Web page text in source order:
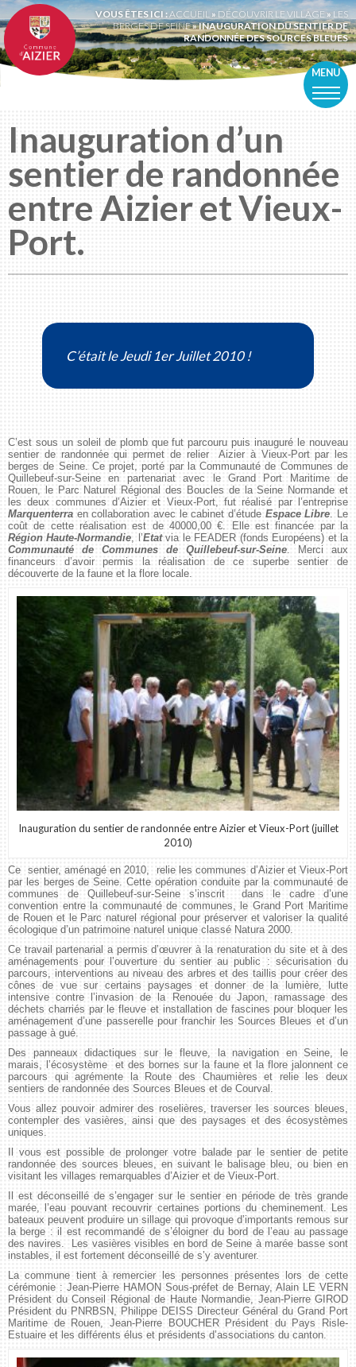
VOUS ÊTES ICI :ACCUEIL » DÉCOUVRIR LE VILLAGE » LES
BERGES DE SEINE»INAUGURATION DU SENTIER DE
RANDONNÉE DES SOURCES BLEUES
MENU
Inauguration d’un
sentier de randonnée
entre Aizier et Vieux-
Port.
C’était le Jeudi 1er Juillet 2010 !
C’est sous un soleil de plomb que fut parcouru puis inauguré le nouveau
sentier de randonnée qui permet de relier Aizier à Vieux-Port par les
berges de Seine. Ce projet, porté par la Communauté de Communes de
Quillebeuf-sur-Seine en partenariat avec le Grand Port Maritime de
Rouen, le Parc Naturel Régional des Boucles de la Seine Normande et
les deux communes d’Aizier et Vieux-Port, fut réalisé par l’entreprise
Marquenterra en collaboration avec le cabinet d’étude Espace Libre. Le
coût de cette réalisation est de 40000,00 €. Elle est financée par la
Région Haute-Normandie, l’Etatvia le FEADER (fonds Européens) et la
Communauté de Communes de Quillebeuf-sur-Seine. Merci aux
financeurs d’avoir permis la réalisation de ce superbe sentier de
découverte de la faune et la flore locale.
Inauguration du sentier de randonnée entre Aizier et Vieux-Port (juillet
2010)
Ce sentier, aménagé en 2010, relie les communes d’Aizier et Vieux-Port
par les berges de Seine. Cette opération conduite par la communauté de
communes de Quillebeuf-sur-Seine s’inscrit dans le cadre d’une
convention entre la communauté de communes, le Grand Port Maritime
de Rouen et le Parc naturel régional pour préserver et valoriser la qualité
écologique d’un patrimoine naturel unique classé Natura 2000.
Ce travail partenarial a permis d’œuvrer à la renaturation du site et à des
aménagements pour l’ouverture du sentier au public : sécurisation du
parcours, interventions au niveau des arbres et des taillis pour créer des
cônes de vue sur certains paysages et donner de la lumière, lutte
intensive contre l’invasion de la Renouée du Japon, ramassage des
déchets charriés par le fleuve et installation de fascines pour bloquer les
aménagement d’une passerelle pour franchir les Sources Bleues et d’un
passage à gué.
Des panneaux didactiques sur le fleuve, la navigation en Seine, le
marais, l’écosystème et des bornes sur la faune et la flore jalonnent ce
parcours qui agrémente la Route des Chaumières et relie les deux
sentiers de randonnée des Sources Bleues et de Courval.
Vous allez pouvoir admirer des roselières, traverser les sources bleues,
contempler des vasières, ainsi que des paysages et des écosystèmes
uniques.
Il vous est possible de prolonger votre balade par le sentier de petite
randonnée des sources bleues, en suivant le balisage bleu, ou bien en
visitant les villages remarquables d’Aizier et de Vieux-Port.
Il est déconseillé de s’engager sur le sentier en période de très grande
marée, l’eau pouvant recouvrir certaines portions du cheminement. Les
bateaux peuvent produire un sillage qui provoque d’importants remous sur
la berge : il est recommandé de s’éloigner du bord de l’eau au passage
des navires. Les vasières visibles en bord de Seine à marée basse sont
instables, il est fortement déconseillé de s’y aventurer.
La commune tient à remercier les personnes présentes lors de cette
cérémonie : Jean-Pierre HAMON Sous-préfet de Bernay, Alain LE VERN
Président du Conseil Régional de Haute Normandie, Jean-Pierre GIROD
Président du PNRBSN, Philippe DEISS Directeur Général du Grand Port
Maritime de Rouen, Jean-Pierre BOUCHER Président du Pays Risle-
Estuaire et les différents élus et présidents d’associations du canton.